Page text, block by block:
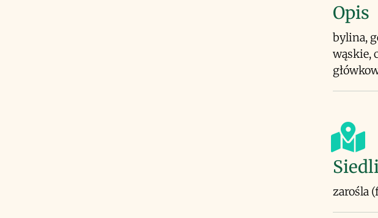
Opis
bylina,
wąskie,
zarośla